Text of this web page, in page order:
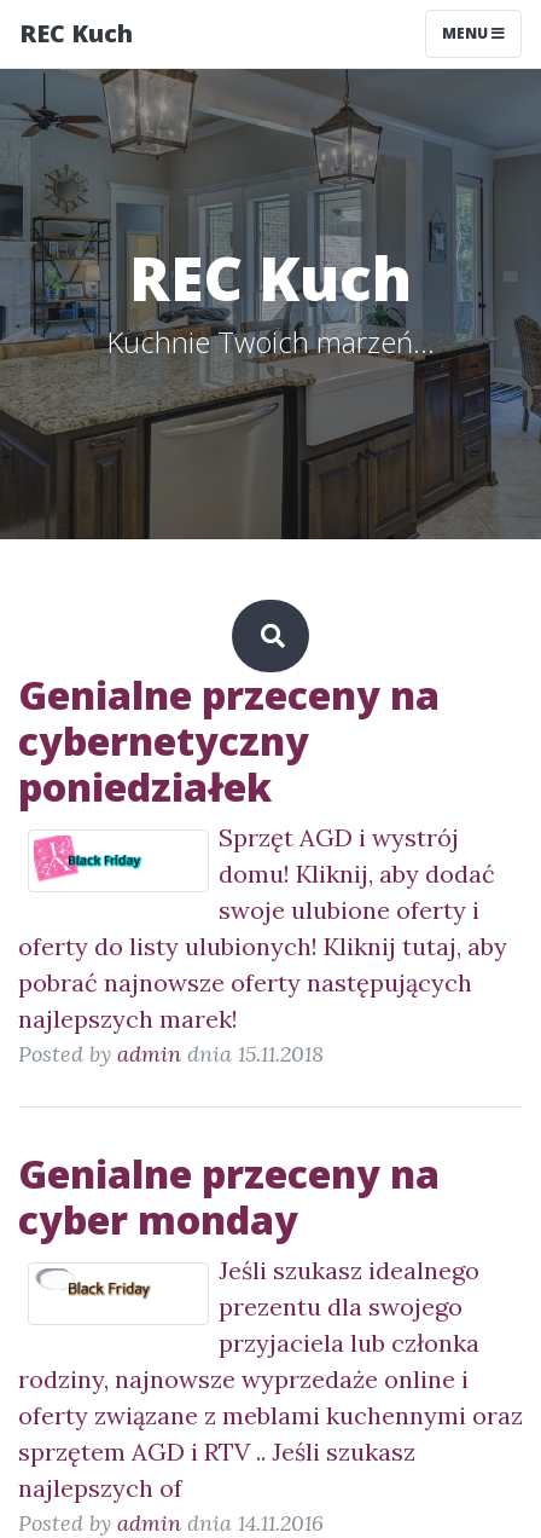
REC Kuch MENU
REC Kuch
Kuchnie Twoich marzeń...
Genialne przeceny na
cybernetyczny
poniedziałek
Sprzęt AGD i wystrój
domu! Kliknij, aby dodać
swoje ulubione oferty i
oferty do listy ulubionych! Kliknij tutaj, aby
pobrać najnowsze oferty następujących
najlepszych marek!
Posted by admin dnia 15.11.2018
Genialne przeceny na
cyber monday
Jeśli szukasz idealnego
prezentu dla swojego
przyjaciela lub członka
rodziny, najnowsze wyprzedaże online i
oferty związane z meblami kuchennymi oraz
sprzętem AGD i RTV .. Jeśli szukasz
najlepszych of
Posted by admin dnia 14.11.2016